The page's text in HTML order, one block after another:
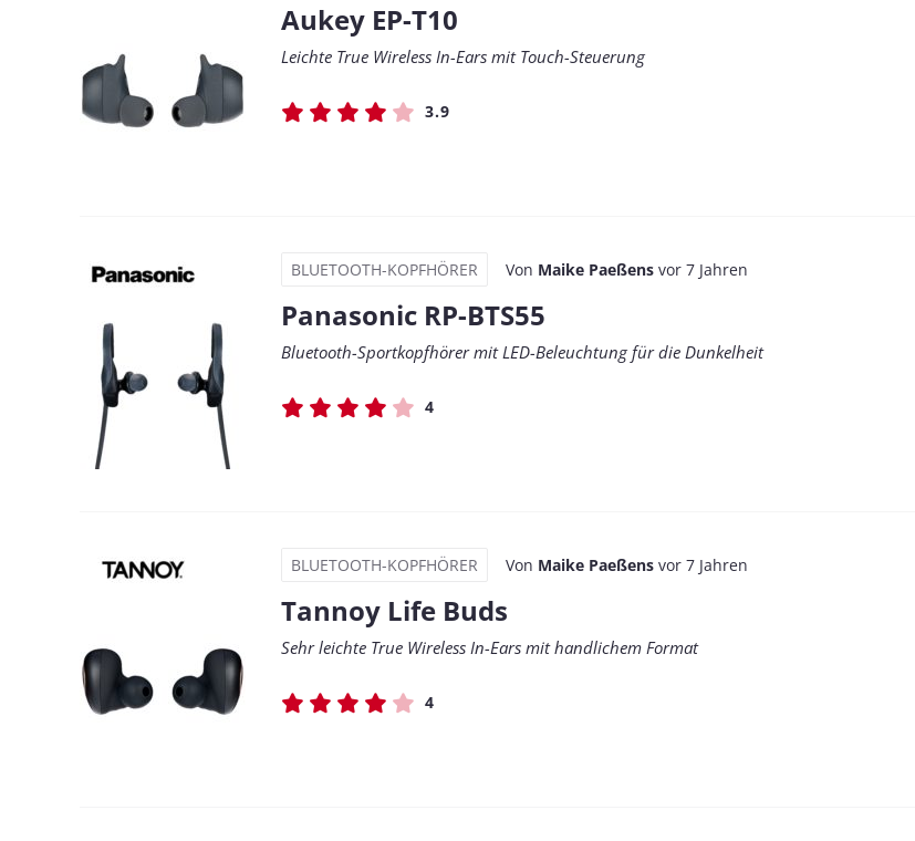
Aukey EP-T10
Leichte True Wireless In-Ears mit Touch-Steuerung
3.9
BLUETOOTH-KOPFHÖRER Von Maike Paeßens vor 7 Jahren
Panasonic RP-BTS55
Bluetooth-Sportkopfhörer mit LED-Beleuchtung für die Dunkelheit
4
BLUETOOTH-KOPFHÖRER Von Maike Paeßens vor 7 Jahren
Tannoy Life Buds
Sehr leichte True Wireless In-Ears mit handlichem Format
4